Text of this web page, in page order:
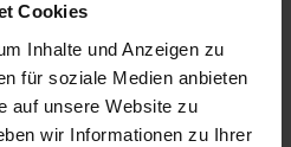
Cookies
Inhalte und Anzeigen zu
für soziale Medien anbieten
auf unsere Website zu
wir Informationen zu Ihrer
ca. 2-4 Werktage innerhalb
In denWarenkorb